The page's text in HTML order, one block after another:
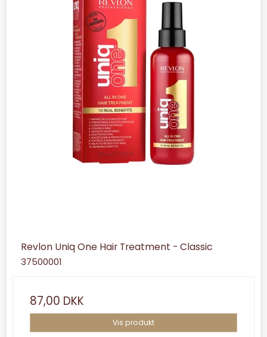
Revlon Uniq One Hair Treatment - Classic
37500001
87,00 DKK
Vis produkt